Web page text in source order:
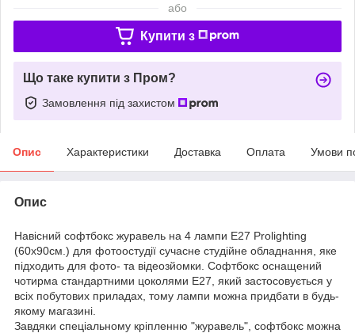
або
Купити з
Що таке купити з Пром?
Замовлення під захистом
Опис Характеристики Доставка Оплата Умови
Опис
Навісний софтбокс журавель на 4 лампи Е27 Prolighting
(60х90см.) для фотоостудії сучасне студійне обладнання, яке
підходить для фото- та відеозйомки. Софтбокс оснащений
чотирма стандартними цоколями E27, який застосовується у
всіх побутових приладах, тому лампи можна придбати в будь-
якому магазині.
Завдяки спеціальному кріпленню "журавель", софтбокс можна